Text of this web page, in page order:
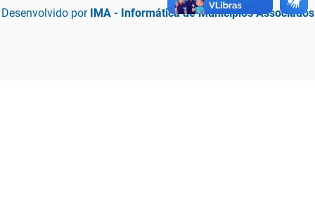
Desenvolvido por IMA - Informática de Municípios Associados